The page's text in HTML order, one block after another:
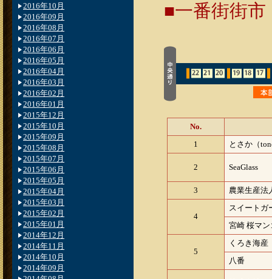
■一番街街市
No.
1
とさか（
2 SeaGlass
3 農業生産法
4
スイートガ
宮崎 桜マ
5
くろき海産
八番
2016年10月
2016年09月
2016年08月
2016年07月
2016年06月
2016年05月
2016年04月
2016年03月
2016年02月
2016年01月
2015年12月
2015年10月
2015年09月
2015年08月
2015年07月
2015年06月
2015年05月
2015年04月
2015年03月
2015年02月
2015年01月
2014年12月
2014年11月
2014年10月
2014年09月